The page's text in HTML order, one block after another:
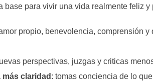
base para vivir una vida realmente feliz y
propio, benevolencia, comprensión
perspectivas, juzgas y criticas
claridad : tomas conciencia de lo